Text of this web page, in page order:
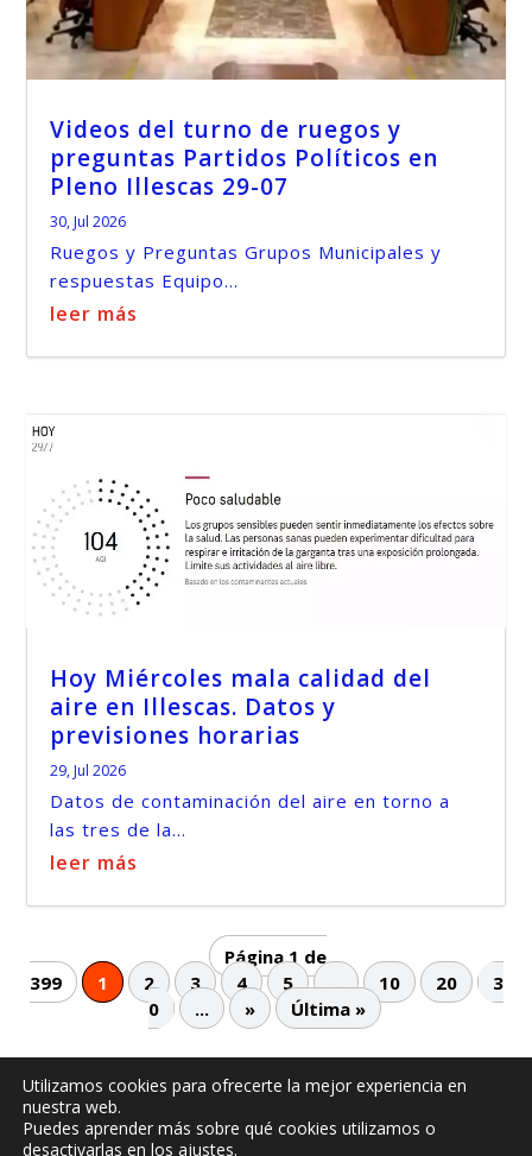
Videos del turno de ruegos y
preguntas Partidos Políticos en
Pleno Illescas 29-07
30, Jul 2026
Ruegos y Preguntas Grupos Municipales y
respuestas Equipo...
leer más
Hoy Miércoles mala calidad del
aire en Illescas. Datos y
previsiones horarias
29, Jul 2026
Datos de contaminación del aire en torno a
las tres de la...
leer más
Página 1 de
399
1 2 3 4 5 ... 10 20
3
0
... » Última »
© -
Política de privacidad
Utilizamos cookies para ofrecerte la mejor experiencia en
nuestra web.
Puedes aprender más sobre qué cookies utilizamos o
desactivarlas en los ajustes.